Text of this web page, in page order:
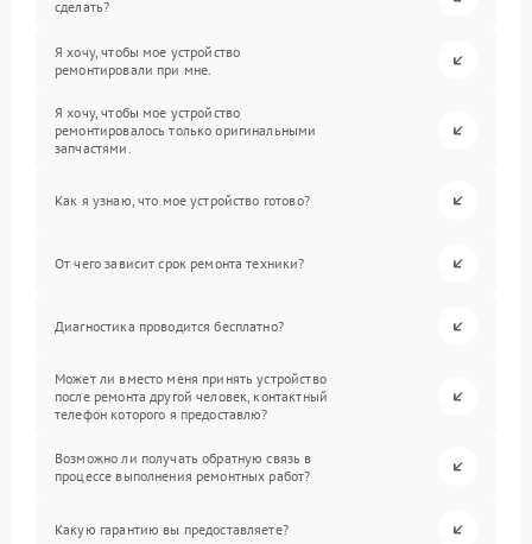
сделать?
Я хочу, чтобы мое устройство
ремонтировали при мне.
Я хочу, чтобы мое устройство
ремонтировалось только оригинальными
запчастями.
Как я узнаю, что мое устройство готово?
От чего зависит срок ремонта техники?
Диагностика проводится бесплатно?
Может ли вместо меня принять устройство
после ремонта другой человек, контактный
телефон которого я предоставлю?
Возможно ли получать обратную связь в
процессе выполнения ремонтных работ?
Какую гарантию вы предоставляете?